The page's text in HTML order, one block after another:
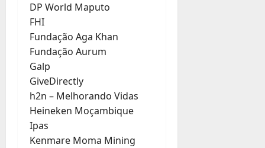
DP World Maputo
FHI
Fundação Aga Khan
Fundação Aurum
Galp
GiveDirectly
h2n – Melhorando Vidas
Heineken Moçambique
Ipas
Kenmare Moma Mining